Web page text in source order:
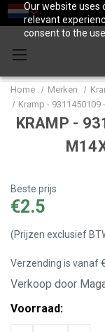
Our website uses
relevant
consent to the
Home Merken
Kramp -
KRAMP -
Beste prijs
€2.5
(Prijzen exclusief
Verzending is vanaf
Verkoop door
Voorraad: